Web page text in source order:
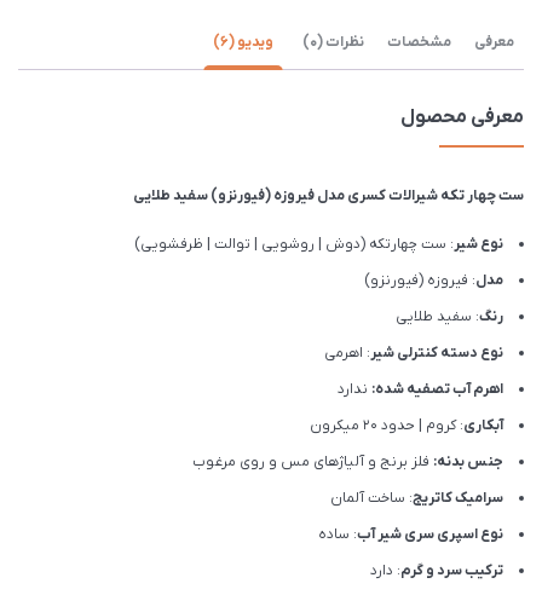
معرفی مشخصات نظرات (0) ویدیو (6)
معرفی محصول
ست چهار تکه شیرالات کسری مدل فیروزه (فیورنزو) سفید طلایی
نوع شیر: ست چهارتکه (دوش | روشویی | توالت | ظرفشویی)
مدل: فیروزه (فیورنزو)
رنگ: سفید طلایی
نوع دسته کنترلی شیر: اهرمی
اهرم آب تصفیه شده: ندارد
آبکاری: کروم | حدود 20 میکرون
جنس بدنه: فلز برنج و آلیاژهای مس و روی مرغوب
سرامیک کاتریج: ساخت آلمان
نوع اسپری سری شیر آب: ساده
ترکیب سرد و گرم: دارد